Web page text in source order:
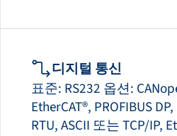
디지털 통신
표준: RS232 옵션:
EtherCAT®, PROFIBUS
RTU, ASCII 또는 TCP/IP,